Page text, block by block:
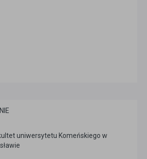
uniwersytetu Komeńskiego w